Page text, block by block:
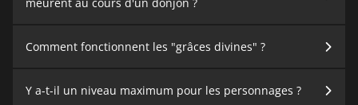
meurent au cours d'un donjon ?
Comment fonctionnent les "grâces divines" ?
Y a-t-il un niveau maximum pour les personnages ?